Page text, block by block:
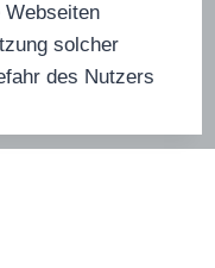
Webseiten
solcher
des Nutzers